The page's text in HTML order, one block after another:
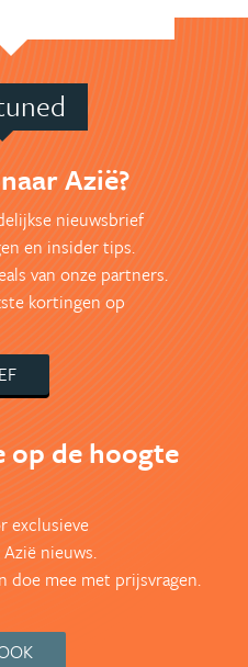
Azië?
nieuwsbrief
en insider tips.
van onze partners.
kortingen op
op de hoogte
exclusieve
nieuws.
doe mee met prijsvragen.